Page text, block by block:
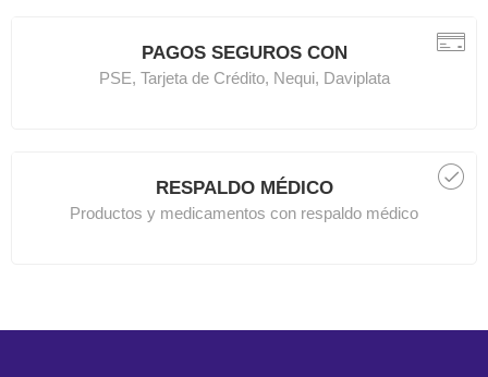
PAGOS SEGUROS CON
PSE, Tarjeta de Crédito, Nequi, Daviplata
RESPALDO MÉDICO
Productos y medicamentos con respaldo médico